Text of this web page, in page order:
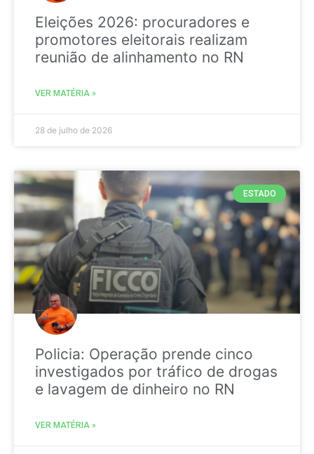
Eleições 2026: procuradores e
promotores eleitorais realizam
reunião de alinhamento no RN
VER MATÉRIA »
28 de julho de 2026
ESTADO
Policia: Operação prende cinco
investigados por tráfico de drogas
e lavagem de dinheiro no RN
VER MATÉRIA »